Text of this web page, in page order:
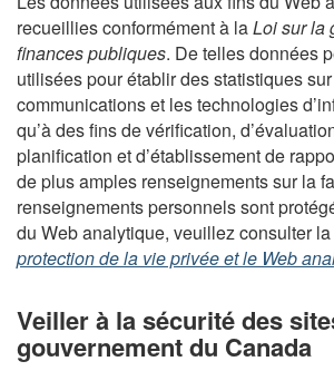
recueillies conformément à laLoi sur la
finances publiques. De telles données
utilisées pour établir des statistiques
communications et les technologies
qu’à des fins de vérification,
planification et d’établissement de
de plus amples renseignements sur la
renseignements personnels sont
du Web analytique, veuillez consulter la
protection de la vie privée et le Web
Veiller à la sécurité des
gouvernement du Canada